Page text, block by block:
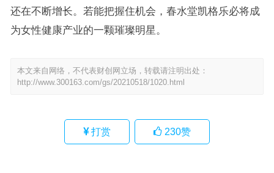
还在不断增长。若能把握住机会，春水堂凯格乐必将成
为女性健康产业的一颗璀璨明星。
本文来自网络，不代表财创网立场，转载请注明出处：
http://www.300163.com/gs/20210518/1020.html
打赏 230赞